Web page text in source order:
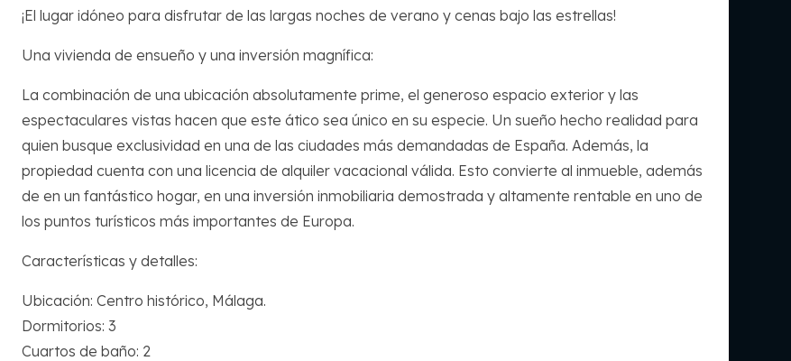
¡El lugar idóneo para disfrutar de las largas noches de verano y cenas bajo las estrellas!
Una vivienda de ensueño y una inversión magnífica:
La combinación de una ubicación absolutamente prime, el generoso espacio exterior y las
espectaculares vistas hacen que este ático sea único en su especie. Un sueño hecho realidad para
quien busque exclusividad en una de las ciudades más demandadas de España. Además, la
propiedad cuenta con una licencia de alquiler vacacional válida. Esto convierte al inmueble, además
de en un fantástico hogar, en una inversión inmobiliaria demostrada y altamente rentable en uno de
los puntos turísticos más importantes de Europa.
Características y detalles:
Ubicación: Centro histórico, Málaga.
Dormitorios: 3
Cuartos de baño: 2